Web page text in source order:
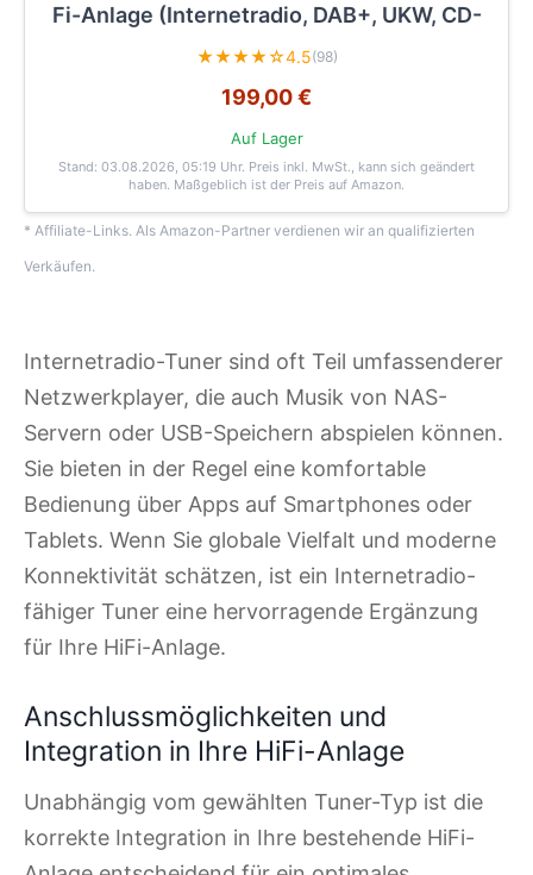
Fi-Anlage (Internetradio, DAB+, UKW, CD-
★★★★☆4.5(98)
199,00 €
Auf Lager
Stand: 03.08.2026, 05:19 Uhr. Preis inkl. MwSt., kann sich geändert
haben. Maßgeblich ist der Preis auf Amazon.
* Affiliate-Links. Als Amazon-Partner verdienen wir an qualifizierten
Verkäufen.
Internetradio-Tuner sind oft Teil umfassenderer
Netzwerkplayer, die auch Musik von NAS-
Servern oder USB-Speichern abspielen können.
Sie bieten in der Regel eine komfortable
Bedienung über Apps auf Smartphones oder
Tablets. Wenn Sie globale Vielfalt und moderne
Konnektivität schätzen, ist ein Internetradio-
fähiger Tuner eine hervorragende Ergänzung
für Ihre HiFi-Anlage.
Anschlussmöglichkeiten und
Integration in Ihre HiFi-Anlage
Unabhängig vom gewählten Tuner-Typ ist die
korrekte Integration in Ihre bestehende HiFi-